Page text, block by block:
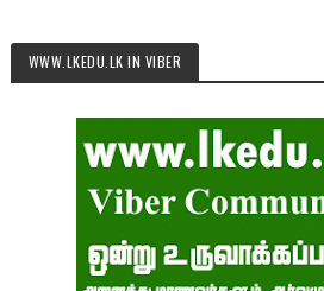
WWW.LKEDU.LK IN VIBER